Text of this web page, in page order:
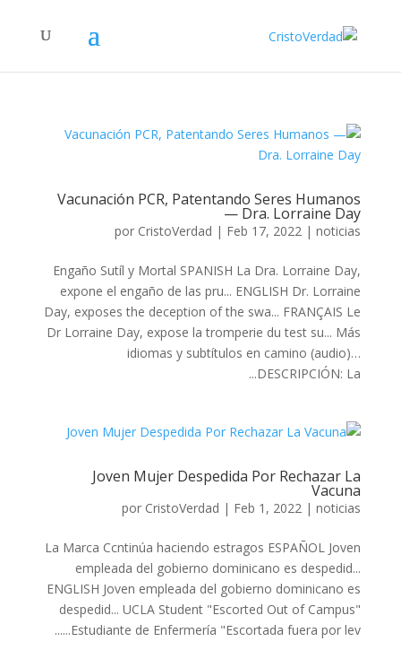
Vacunación PCR, Patentando Seres Humanos
— Dra. Lorraine Day
por CristoVerdad | Feb 17, 2022 |noticias
Engaño Sutíl y Mortal SPANISH La Dra. Lorraine Day,
expone el engaño de las pru... ENGLISH Dr. Lorraine
Day, exposes the deception of the swa... FRANÇAIS Le
Dr Lorraine Day, expose la tromperie du test su... Más
idiomas y subtítulos en camino (audio)…
DESCRIPCIÓN: La...
Joven Mujer Despedida Por Rechazar La
Vacuna
por CristoVerdad | Feb 1, 2022 |noticias
La Marca Ccntinúa haciendo estragos ESPAÑOL Joven
empleada del gobierno dominicano es despedid...
ENGLISH Joven empleada del gobierno dominicano es
despedid... UCLA Student "Escorted Out of Campus"
Estudiante de Enfermería "Escortada fuera por lev......